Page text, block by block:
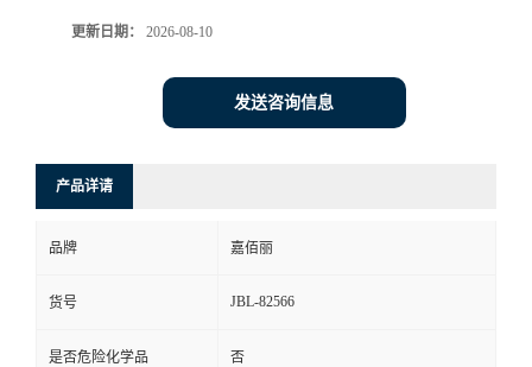
更新日期： 2026-08-10
发送咨询信息
产品详请
品牌 嘉佰丽
货号 JBL-82566
是否危险化学品 否